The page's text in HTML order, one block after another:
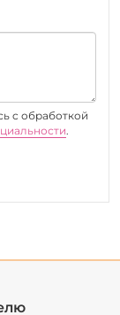
c обработкой
.